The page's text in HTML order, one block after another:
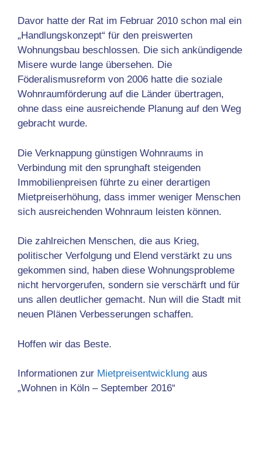
Davor hatte der Rat im Februar 2010 schon mal ein
„Handlungskonzept“ für den preiswerten
Wohnungsbau beschlossen. Die sich ankündigende
Misere wurde lange übersehen. Die
Föderalismusreform von 2006 hatte die soziale
Wohnraumförderung auf die Länder übertragen,
ohne dass eine ausreichende Planung auf den Weg
gebracht wurde.
Die Verknappung günstigen Wohnraums in
Verbindung mit den sprunghaft steigenden
Immobilienpreisen führte zu einer derartigen
Mietpreiserhöhung, dass immer weniger Menschen
sich ausreichenden Wohnraum leisten können.
Die zahlreichen Menschen, die aus Krieg,
politischer Verfolgung und Elend verstärkt zu uns
gekommen sind, haben diese Wohnungsprobleme
nicht hervorgerufen, sondern sie verschärft und für
uns allen deutlicher gemacht. Nun will die Stadt mit
neuen Plänen Verbesserungen schaffen.
Hoffen wir das Beste.
Informationen zur Mietpreisentwicklung aus
„Wohnen in Köln – September 2016“